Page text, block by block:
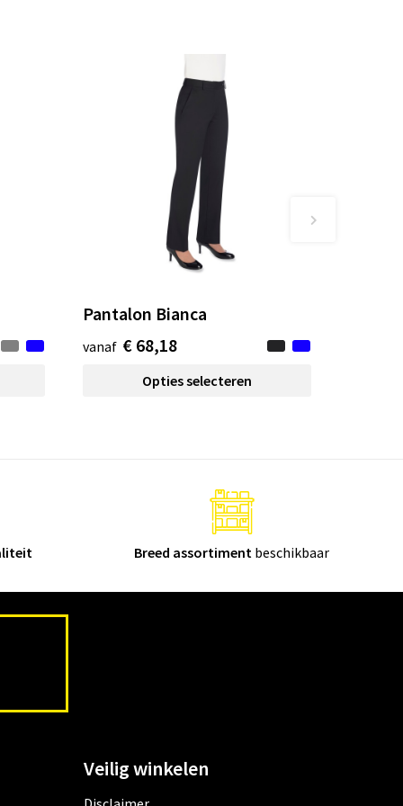
Pantalon Bianca
vanaf € 68,18
Opties selecteren
Breed assortiment beschikbaar
Veilig winkelen